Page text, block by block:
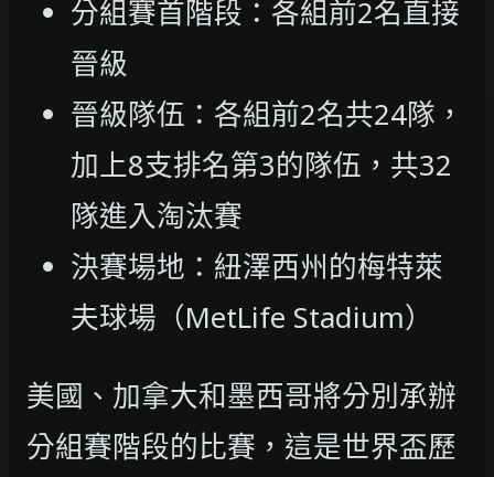
分組賽首階段：各組前2名直接
晉級
晉級隊伍：各組前2名共24隊，
加上8支排名第3的隊伍，共32
隊進入淘汰賽
決賽場地：紐澤西州的梅特萊
夫球場（MetLife Stadium）
美國、加拿大和墨西哥將分別承辦
分組賽階段的比賽，這是世界盃歷